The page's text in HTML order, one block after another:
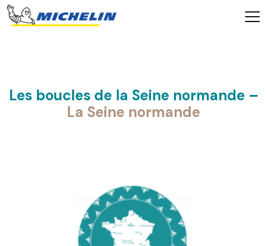
Les boucles de la Seine normande –
La Seine normande